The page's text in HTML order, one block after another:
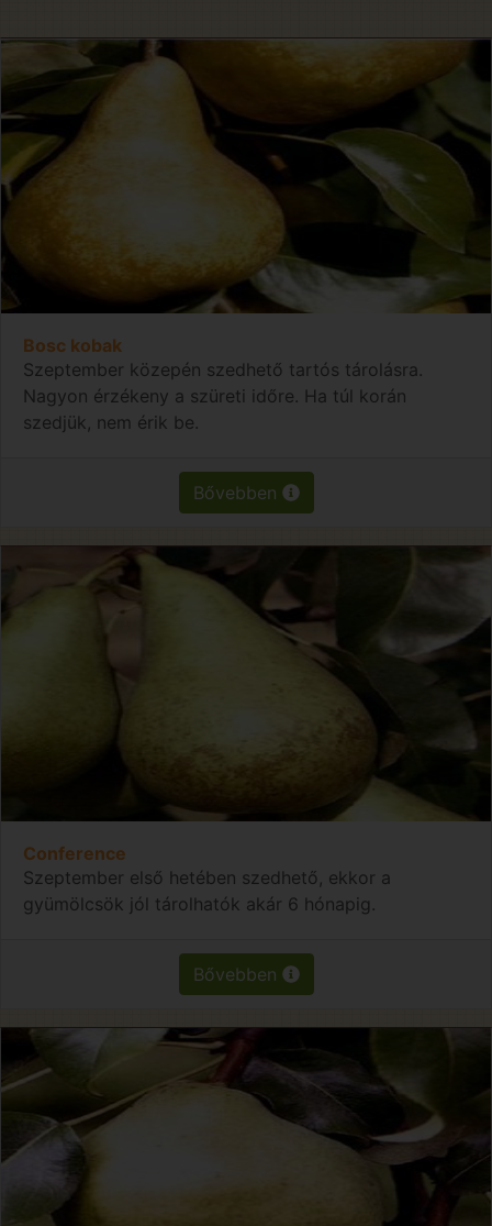
Bosc kobak
Szeptember közepén szedhető tartós tárolásra.
Nagyon érzékeny a szüreti időre. Ha túl korán
szedjük, nem érik be.
Bővebben
Conference
Szeptember első hetében szedhető, ekkor a
gyümölcsök jól tárolhatók akár 6 hónapig.
Bővebben